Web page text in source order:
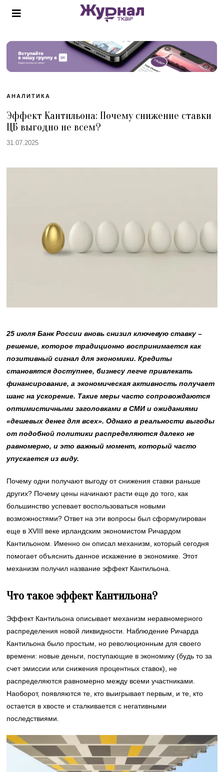
АНАЛИТИКА
Эффект Кантильона: Почему снижение ставки
ЦБ выгодно не всем?
31.07.2025
25 июля Банк России вновь снизил ключевую ставку –
решение, которое традиционно воспринимается как
позитивный сигнал для экономики. Кредиты
становятся доступнее, бизнесу легче привлекать
финансирование, а экономическая активность получает
шанс на ускорение. Такие меры часто сопровождаются
оптимистичными заголовками в СМИ и ожиданиями
«дешевых денег для всех». Однако в реальности выгоды
от подобной политики распределяются далеко не
равномерно, и это важный момент, который часто
упускается из виду.
Почему одни получают выгоду от снижения ставки раньше
других? Почему цены начинают расти еще до того, как
большинство успевает воспользоваться новыми
возможностями? Ответ на эти вопросы был сформулирован
еще в XVIII веке ирландским экономистом Ричардом
Кантильоном. Именно он описал механизм, который сегодня
помогает объяснить данное искажение в экономике. Этот
механизм получил название эффект Кантильона.
Что такое эффект Кантильона?
Эффект Кантильона описывает механизм неравномерного
распределения новой ликвидности. Наблюдение Ричарда
Кантильона было простым, но революционным для своего
времени: новые деньги, поступающие в экономику (будь то за
счет эмиссии или снижения процентных ставок), не
распределяются равномерно между всеми участниками.
Наоборот, появляются те, кто выигрывает первым, и те, кто
остается в хвосте и сталкивается с негативными
последствиями.